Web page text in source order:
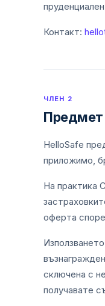
Контакт:
ЧЛЕН 2
Предмет
HelloSafe
приложимо,
На практика
оферта
сключена с
получавате